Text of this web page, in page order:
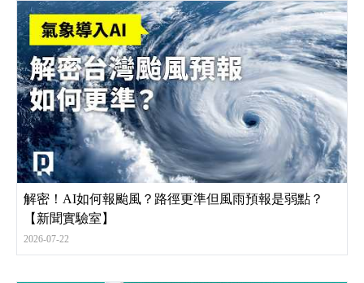
解密！AI如何報颱風？路徑更準但風雨預報是弱點？
【新聞實驗室】
2026-07-22